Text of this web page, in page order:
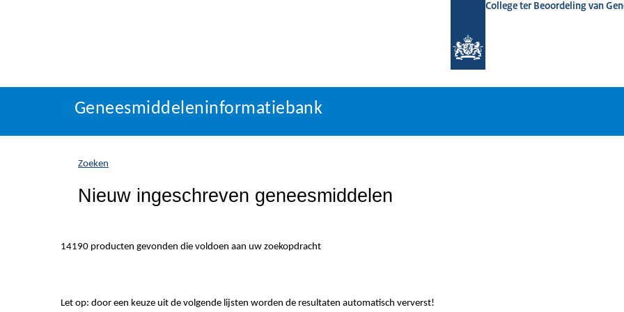
College ter Beoordeling van
Geneesmiddeleninformatiebank
U
zich
hier:
Geneesmiddeleninformatiebank
Zoeken
Nieuw ingeschreven geneesmiddelen
14190 producten gevonden die voldoen aan uw zoekopdracht
Let op: door een keuze uit de volgende lijsten worden de resultaten automatisch ververst!